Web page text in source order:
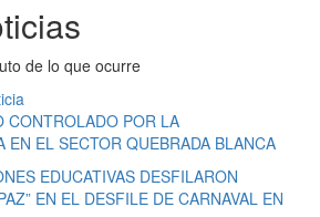
de lo que ocurre
CONTROLADO POR LA
EN EL SECTOR QUEBRADA BLANCA
EDUCATIVAS DESFILARON
EN EL DESFILE DE CARNAVAL EN